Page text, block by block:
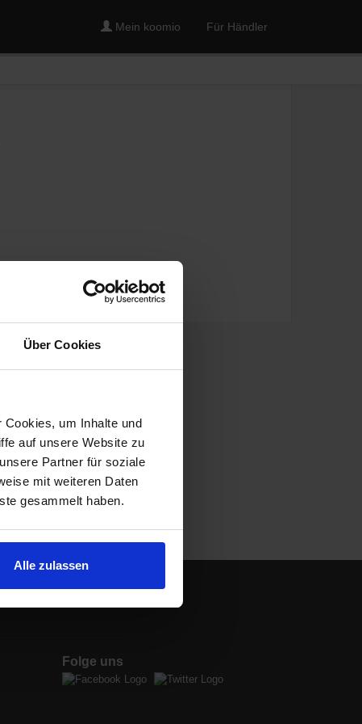
Über Cookies
um Inhalte und
auf unsere Website zu
Partner für soziale
mit weiteren Daten
gesammelt haben.
Alle zulassen
Mein koomio Für Händler
Folge uns